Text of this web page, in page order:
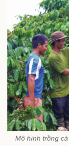
Mô hình trồng